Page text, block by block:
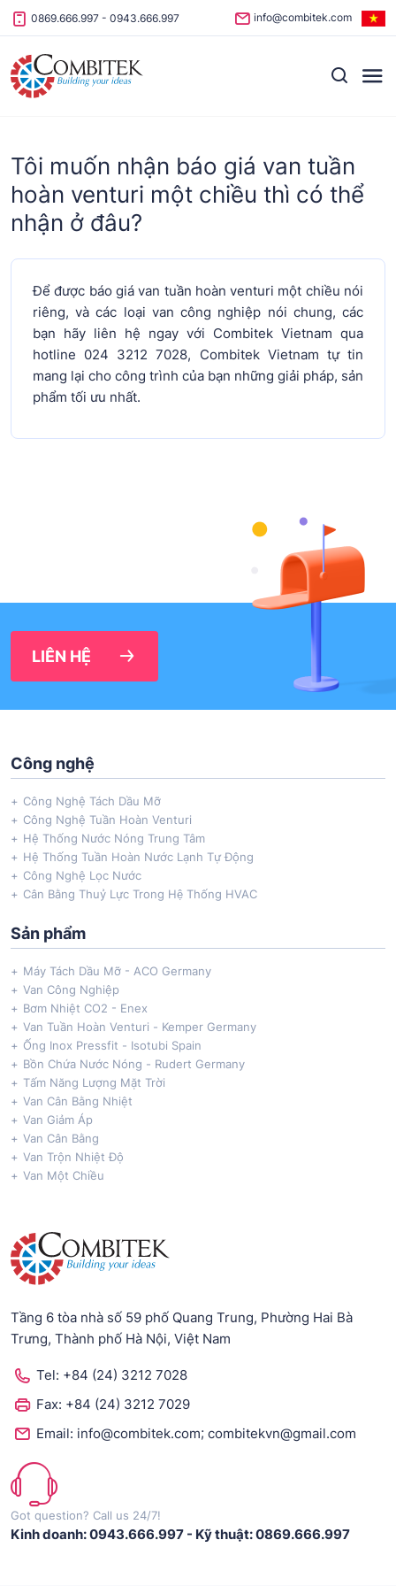
Skip to content
0869.666.997 - 0943.666.997 info@combitek.com
Tôi muốn nhận báo giá van tuần
hoàn venturi một chiều thì có thể
nhận ở đâu?
Để được báo giá van tuần hoàn venturi một chiều nói
riêng, và các loại van công nghiệp nói chung, các
bạn hãy liên hệ ngay với Combitek Vietnam qua
hotline 024 3212 7028, Combitek Vietnam tự tin
mang lại cho công trình của bạn những giải pháp, sản
phẩm tối ưu nhất.
LIÊN HỆ
Công nghệ
Công Nghệ Tách Dầu Mỡ
Công Nghệ Tuần Hoàn Venturi
Hệ Thống Nước Nóng Trung Tâm
Hệ Thống Tuần Hoàn Nước Lạnh Tự Động
Công Nghệ Lọc Nước
Cân Bằng Thuỷ Lực Trong Hệ Thống HVAC
Sản phẩm
Máy Tách Dầu Mỡ - ACO Germany
Van Công Nghiệp
Bơm Nhiệt CO2 - Enex
Van Tuần Hoàn Venturi - Kemper Germany
Ống Inox Pressfit - Isotubi Spain
Bồn Chứa Nước Nóng - Rudert Germany
Tấm Năng Lượng Mặt Trời
Van Cân Bằng Nhiệt
Van Giảm Áp
Van Cân Bằng
Van Trộn Nhiệt Độ
Van Một Chiều
Tầng 6 tòa nhà số 59 phố Quang Trung, Phường Hai Bà
Trưng, Thành phố Hà Nội, Việt Nam
Tel: +84 (24) 3212 7028
Fax: +84 (24) 3212 7029
Email: info@combitek.com; combitekvn@gmail.com
Got question? Call us 24/7!
Kinh doanh: 0943.666.997 - Kỹ thuật: 0869.666.997